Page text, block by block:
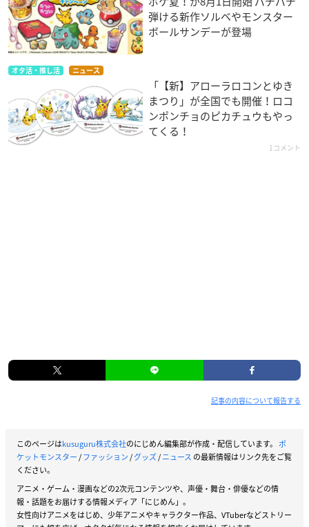
弾ける新作ソルベやモンスター
ボールサンデーが登場
オタ活・推し活 ニュース
「【新】アローラロコンとゆき
まつり」が全国でも開催！ロコ
ンポンチョのピカチュウもやっ
てくる！
1コメント
記事の内容について報告する
このページはkusuguru株式会社のにじめん編集部が作成・配信しています。 ポ
ケットモンスター/ファッション/グッズ/ニュース の最新情報はリンク先をご覧
ください。
アニメ・ゲーム・漫画などの2次元コンテンツや、声優・舞台・俳優などの情
報・話題をお届けする情報メディア「にじめん」。
女性向けアニメをはじめ、少年アニメやキャラクター作品、VTuberなどストリー